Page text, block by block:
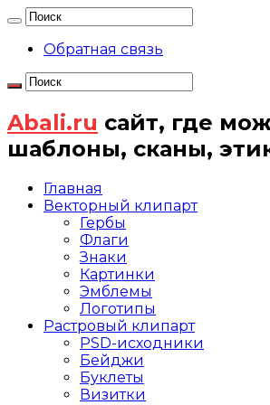
Обратная связь
Abali.ru сайт, где
шаблоны, сканы,
Главная
Векторный клипарт
Гербы
Флаги
Знаки
Картинки
Эмблемы
Логотипы
Растровый клипарт
PSD-исходники
Бейджи
Буклеты
Визитки